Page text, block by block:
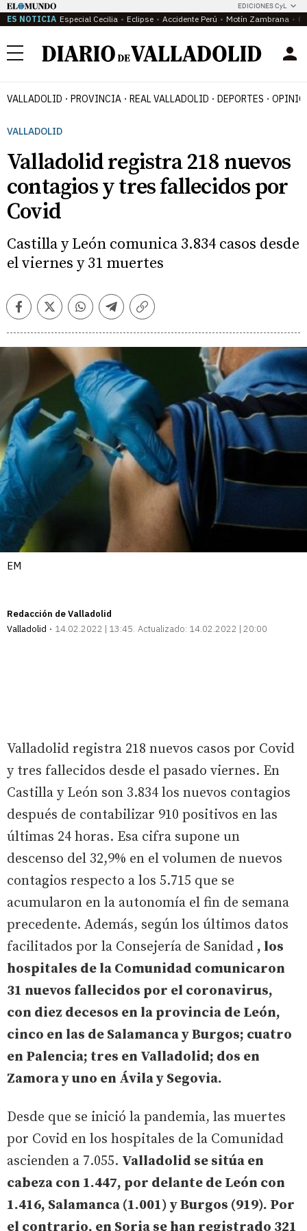
EDICIONES CyL
ES NOTICIA Especial Cecilia Eclipse Accidente Perú Motín Zambrana
Menú
VALLADOLID PROVINCIA REAL VALLADOLID DEPORTES
VALLADOLID
Valladolid registra 218 nuevos
contagios y tres fallecidos por
Covid
Castilla y León comunica 3.834 casos desde
el viernes y 31 muertes
FacebookTwitterWhatsappTelegramCopiar
EM
Redacción de Valladolid
Valladolid
14.02.2022 | 13:45 Actualizado: 14.02.2022 | 20:00
Valladolid registra 218 nuevos casos por Covid
y tres fallecidos desde el pasado viernes. En
Castilla y León son 3.834 los nuevos contagios
después de contabilizar 910 positivos en las
últimas 24 horas. Esa cifra supone un
descenso del 32,9% en el volumen de nuevos
contagios respecto a los 5.715 que se
acumularon en la autonomía el fin de semana
precedente. Además, según los últimos datos
facilitados por la Consejería de Sanidad , los
hospitales de la Comunidad comunicaron
31 nuevos fallecidos por el coronavirus,
con diez decesos en la provincia de León,
cinco en las de Salamanca y Burgos; cuatro
en Palencia; tres en Valladolid; dos en
Zamora y uno en Ávila y Segovia.
Desde que se inició la pandemia, las muertes
por Covid en los hospitales de la Comunidad
ascienden a 7.055. Valladolid se sitúa en
cabeza con 1.447, por delante de León con
1.416, Salamanca (1.001) y Burgos (919). Por
el contrario, en Soria se han registrado 321